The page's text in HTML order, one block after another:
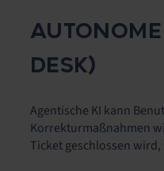
DESK)
Agentische KI kann
Korrekturmaßnahmen
Ticket geschlossen